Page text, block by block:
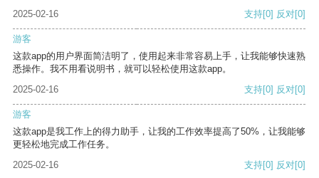
2025-02-16
支持[0] 反对[0]
游客
这款app的用户界面简洁明了，使用起来非常容易上手，让我能够快速熟
悉操作。我不用看说明书，就可以轻松使用这款app。
2025-02-16
支持[0] 反对[0]
游客
这款app是我工作上的得力助手，让我的工作效率提高了50%，让我能够
更轻松地完成工作任务。
2025-02-16
支持[0] 反对[0]